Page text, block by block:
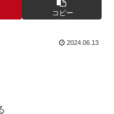
コピー
2024.06.13